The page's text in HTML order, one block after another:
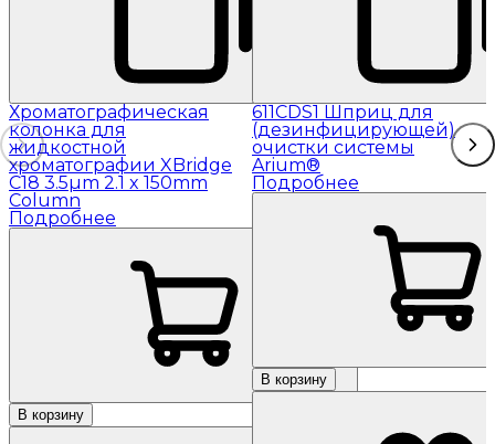
Хроматографическая
колонка для
жидкостной
хроматографии XBridge
C18 3.5µm 2.1 x 150mm
Column
Подробнее
В корзину
611CDS1 Шприц для
(дезинфицирующей)
очистки системы
Arium®
Подробнее
В корзину